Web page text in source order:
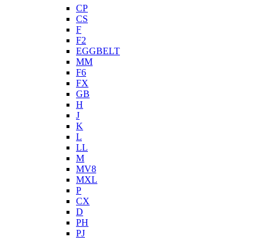
CP
CS
F
F2
EGGBELT
MM
F6
FX
GB
H
J
K
L
LL
M
MV8
MXL
P
CX
D
PH
PJ